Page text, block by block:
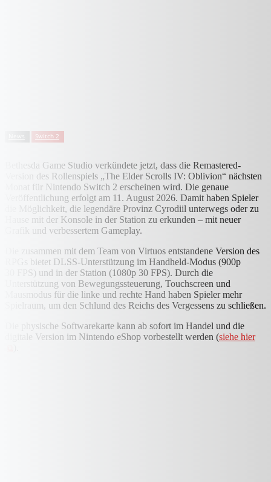
Switch 2
Bethesda Game Studio verkündete jetzt, dass die Remastered-
Version des Rollenspiels „The Elder Scrolls IV: Oblivion“ nächsten
Monat für Nintendo Switch 2 erscheinen wird. Die genaue
Veröffentlichung erfolgt am 11. August 2026. Damit haben Spieler
die Möglichkeit, die legendäre Provinz Cyrodiil unterwegs oder zu
Hause mit der Konsole in der Station zu erkunden – mit neuer
Grafik und verbessertem Gameplay.
Die zusammen mit dem Team von Virtuos entstandene Version des
RPGs bietet DLSS-Unterstützung im Handheld-Modus (900p
30 FPS) und in der Station (1080p 30 FPS). Durch die
Unterstützung von Bewegungssteuerung, Touchscreen und
Mausmodus für die linke und rechte Hand haben Spieler mehr
Spielraum, um den Schlund des Reichs des Vergessens zu schließen.
Die physische Softwarekarte kann ab sofort im Handel und die
digitale Version im Nintendo eShop vorbestellt werden (siehe hier